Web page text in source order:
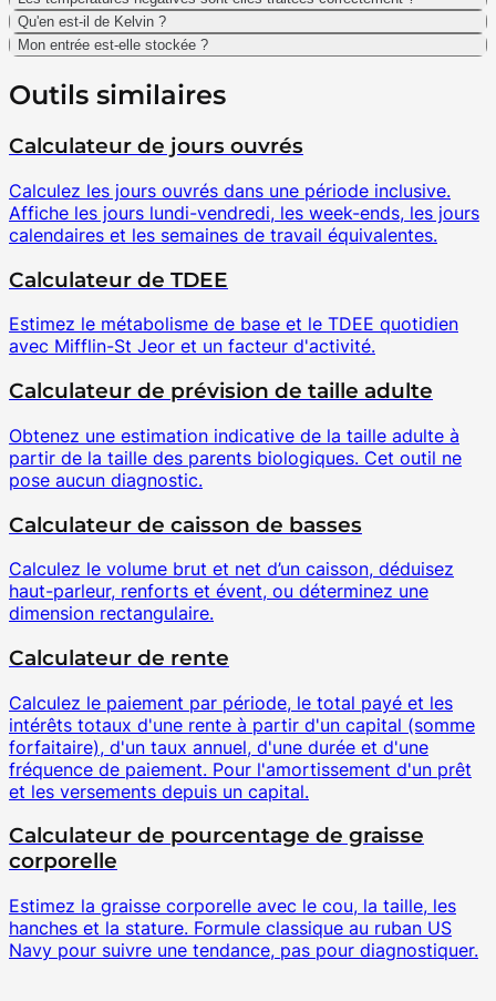
Qu'en est-il de Kelvin ?
Mon entrée est-elle stockée ?
Outils similaires
Calculateur de jours ouvrés
Calculez les jours ouvrés dans une période inclusive.
Affiche les jours lundi-vendredi, les week-ends, les jours
calendaires et les semaines de travail équivalentes.
Calculateur de TDEE
Estimez le métabolisme de base et le TDEE quotidien
avec Mifflin-St Jeor et un facteur d'activité.
Calculateur de prévision de taille adulte
Obtenez une estimation indicative de la taille adulte à
partir de la taille des parents biologiques. Cet outil ne
pose aucun diagnostic.
Calculateur de caisson de basses
Calculez le volume brut et net d’un caisson, déduisez
haut-parleur, renforts et évent, ou déterminez une
dimension rectangulaire.
Calculateur de rente
Calculez le paiement par période, le total payé et les
intérêts totaux d'une rente à partir d'un capital (somme
forfaitaire), d'un taux annuel, d'une durée et d'une
fréquence de paiement. Pour l'amortissement d'un prêt
et les versements depuis un capital.
Calculateur de pourcentage de graisse
corporelle
Estimez la graisse corporelle avec le cou, la taille, les
hanches et la stature. Formule classique au ruban US
Navy pour suivre une tendance, pas pour diagnostiquer.